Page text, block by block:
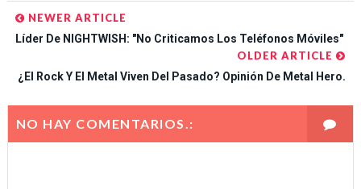
NEWER ARTICLE
Líder De NIGHTWISH: "No Criticamos Los Teléfonos Móviles"
OLDER ARTICLE
¿El Rock Y El Metal Viven Del Pasado? Opinión De Metal Hero.
NO HAY COMENTARIOS.: